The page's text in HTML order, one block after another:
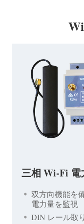
三相 Wi-Fi 電
双方向機能を
電力量を監視
DIN レール取